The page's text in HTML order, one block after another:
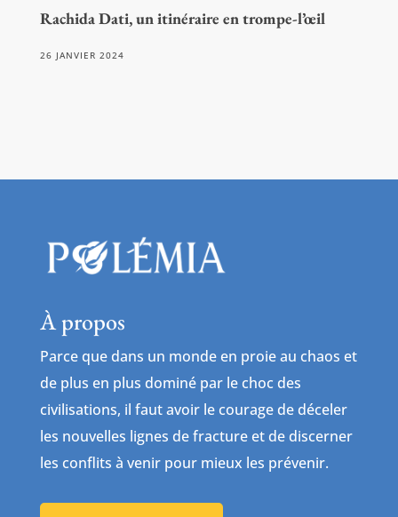
Rachida Dati, un itinéraire en trompe-l’œil
26 JANVIER 2024
À propos
Parce que dans un monde en proie au chaos et
de plus en plus dominé par le choc des
civilisations, il faut avoir le courage de déceler
les nouvelles lignes de fracture et de discerner
les conflits à venir pour mieux les prévenir.